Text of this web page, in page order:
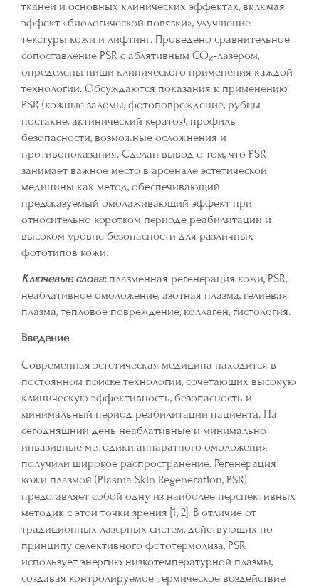
тканей и основных клинических эффектах, включая
эффект «биологической повязки», улучшение
текстуры кожи и лифтинг. Проведено сравнительное
сопоставление PSR с аблятивным CO₂-лазером,
определены ниши клинического применения каждой
технологии. Обсуждаются показания к применению
PSR (кожные заломы, фотоповреждение, рубцы
постакне, актинический кератоз), профиль
безопасности, возможные осложнения и
противопоказания. Сделан вывод о том, что PSR
занимает важное место в арсенале эстетической
медицины как метод, обеспечивающий
предсказуемый омолаживающий эффект при
относительно коротком периоде реабилитации и
высоком уровне безопасности для различных
фототипов кожи.
Ключевые слова:плазменная регенерация кожи, PSR,
неаблативное омоложение, азотная плазма, гелиевая
плазма, тепловое повреждение, коллаген, гистология.
Введение
Современная эстетическая медицина находится в
постоянном поиске технологий, сочетающих высокую
клиническую эффективность, безопасность и
минимальный период реабилитации пациента. На
сегодняшний день неаблативные и минимально
инвазивные методики аппаратного омоложения
получили широкое распространение. Регенерация
кожи плазмой (Plasma Skin Regeneration, PSR)
представляет собой одну из наиболее перспективных
методик с этой точки зрения [1, 2]. В отличие от
традиционных лазерных систем, действующих по
принципу селективного фототермолиза, PSR
использует энергию низкотемпературной плазмы,
создавая контролируемое термическое воздействие